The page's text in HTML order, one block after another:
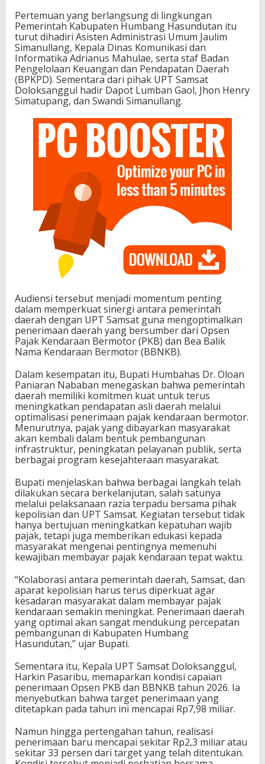
Pertemuan yang berlangsung di lingkungan
Pemerintah Kabupaten Humbang Hasundutan itu
turut dihadiri Asisten Administrasi Umum Jaulim
Simanullang, Kepala Dinas Komunikasi dan
Informatika Adrianus Mahulae, serta staf Badan
Pengelolaan Keuangan dan Pendapatan Daerah
(BPKPD). Sementara dari pihak UPT Samsat
Doloksanggul hadir Dapot Lumban Gaol, Jhon Henry
Simatupang, dan Swandi Simanullang.
Audiensi tersebut menjadi momentum penting
dalam memperkuat sinergi antara pemerintah
daerah dengan UPT Samsat guna mengoptimalkan
penerimaan daerah yang bersumber dari Opsen
Pajak Kendaraan Bermotor (PKB) dan Bea Balik
Nama Kendaraan Bermotor (BBNKB).
Dalam kesempatan itu, Bupati Humbahas Dr. Oloan
Paniaran Nababan menegaskan bahwa pemerintah
daerah memiliki komitmen kuat untuk terus
meningkatkan pendapatan asli daerah melalui
optimalisasi penerimaan pajak kendaraan bermotor.
Menurutnya, pajak yang dibayarkan masyarakat
akan kembali dalam bentuk pembangunan
infrastruktur, peningkatan pelayanan publik, serta
berbagai program kesejahteraan masyarakat.
Bupati menjelaskan bahwa berbagai langkah telah
dilakukan secara berkelanjutan, salah satunya
melalui pelaksanaan razia terpadu bersama pihak
kepolisian dan UPT Samsat. Kegiatan tersebut tidak
hanya bertujuan meningkatkan kepatuhan wajib
pajak, tetapi juga memberikan edukasi kepada
masyarakat mengenai pentingnya memenuhi
kewajiban membayar pajak kendaraan tepat waktu.
“Kolaborasi antara pemerintah daerah, Samsat, dan
aparat kepolisian harus terus diperkuat agar
kesadaran masyarakat dalam membayar pajak
kendaraan semakin meningkat. Penerimaan daerah
yang optimal akan sangat mendukung percepatan
pembangunan di Kabupaten Humbang
Hasundutan,” ujar Bupati.
Sementara itu, Kepala UPT Samsat Doloksanggul,
Harkin Pasaribu, memaparkan kondisi capaian
penerimaan Opsen PKB dan BBNKB tahun 2026. Ia
menyebutkan bahwa target penerimaan yang
ditetapkan pada tahun ini mencapai Rp7,98 miliar.
Namun hingga pertengahan tahun, realisasi
penerimaan baru mencapai sekitar Rp2,3 miliar atau
sekitar 33 persen dari target yang telah ditentukan.